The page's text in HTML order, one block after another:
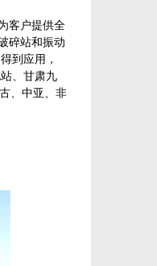
客户提供全
碎站和振动
到应用，
、甘肃九
、中亚、非